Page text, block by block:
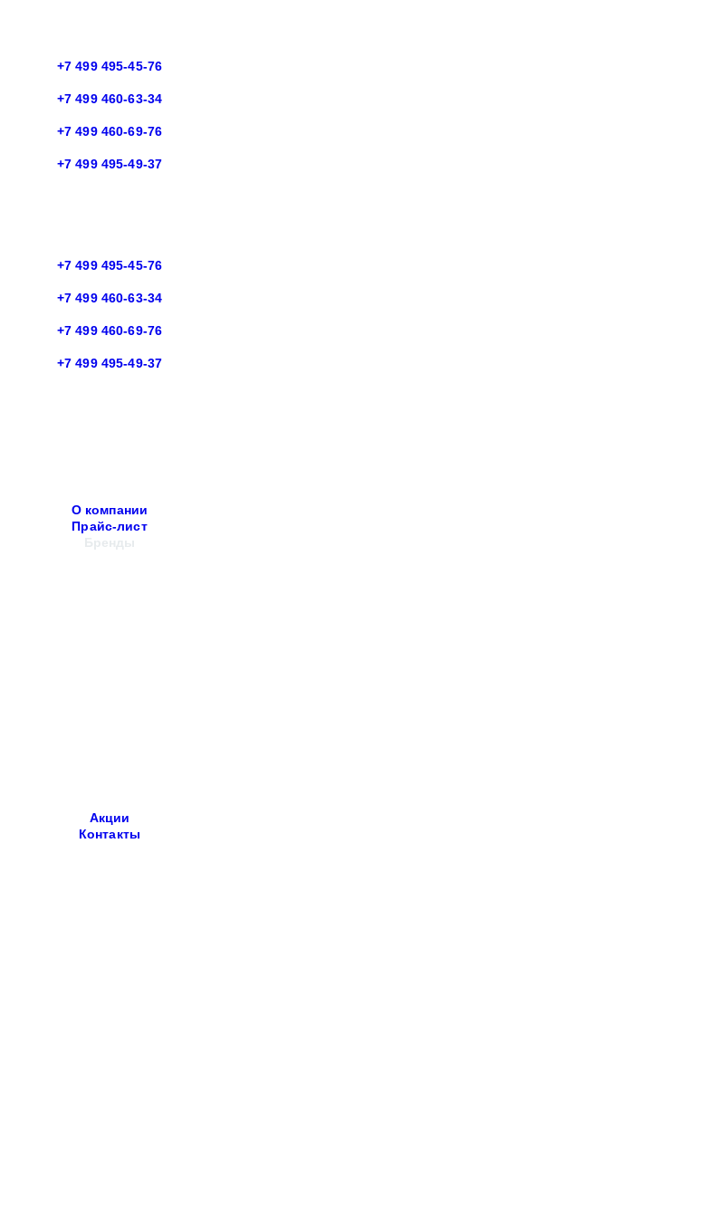
+7 499 495-45-76
+7 499 460-63-34
+7 499 460-69-76
+7 499 495-49-37
+7 499 495-45-76
+7 499 460-63-34
+7 499 460-69-76
+7 499 495-49-37
О компании
Прайс-лист
Бренды
Акции
Контакты